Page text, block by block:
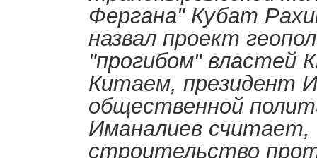
Фергана" Кубат
назвал проект
"прогибом" властей
Китаем, президент
общественной
Иманалиев считает,
строительство